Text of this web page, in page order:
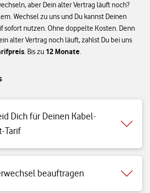
aber Dein alter Vertrag läuft noch?
Wechsel zu uns und Du kannst Deinen
sofort nutzen. Ohne doppelte Kosten. Denn
alter Vertrag noch läuft, zahlst Du bei uns
. Bis zu 12 Monate.
Dich für Deinen Kabel-
Tarif
beauftragen